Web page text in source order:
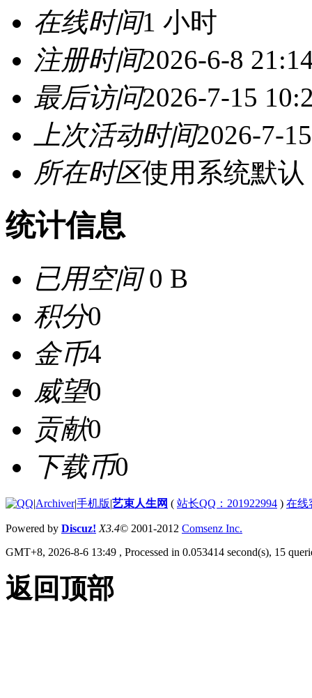
在线时间1 小时
注册时间2026-6-8
最后访问2026-7-15
上次活动时间2026-7-
所在时区使用系统默认
统计信息
已用空间0 B
积分0
金币4
威望0
贡献0
下载币0
|Archiver|手机版|艺束人生网 ( 站长QQ：201922994 ) 在线
Powered by Discuz! X3.4© 2001-2012 Comsenz Inc.
GMT+8, 2026-8-6 13:49 , Processed in 0.053414 second(s), 15
返回顶部